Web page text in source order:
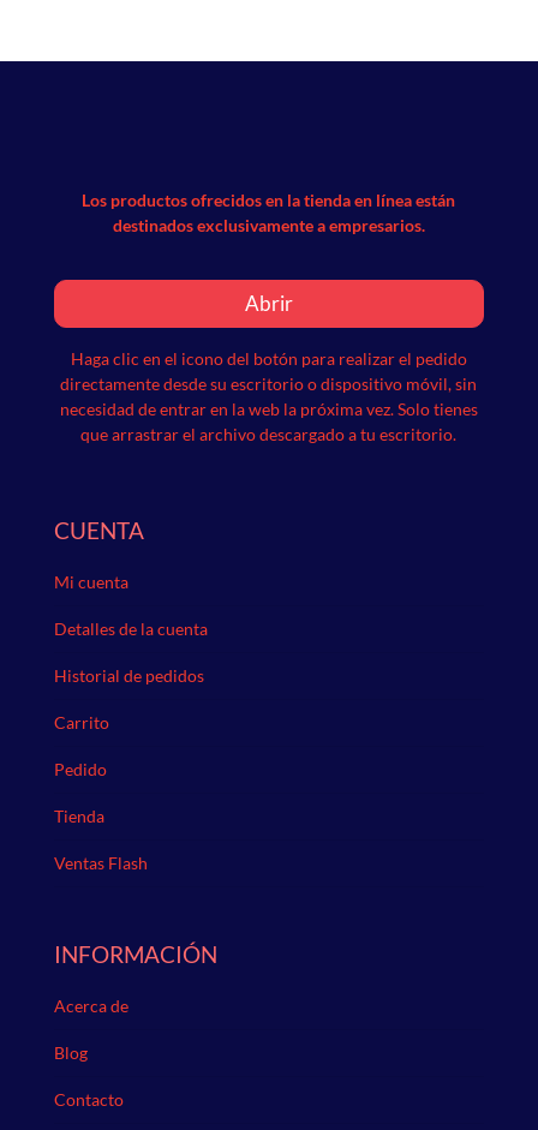
Los productos ofrecidos en la tienda en línea están
destinados exclusivamente a empresarios.
Abrir
Haga clic en el icono del botón para realizar el pedido
directamente desde su escritorio o dispositivo móvil, sin
necesidad de entrar en la web la próxima vez.Solo tienes
que arrastrar el archivo descargado a tu escritorio.
CUENTA
Mi cuenta
Detalles de la cuenta
Historial de pedidos
Carrito
Pedido
Tienda
Ventas Flash
INFORMACIÓN
Acerca de
Blog
Contacto